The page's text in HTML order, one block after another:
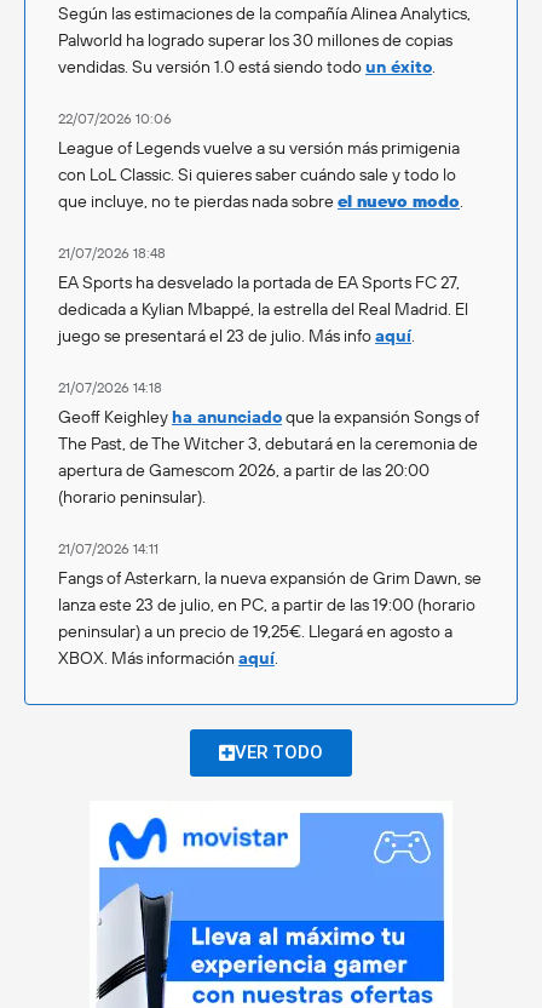
Según las estimaciones de la compañía Alinea Analytics,
Palworld ha logrado superar los 30 millones de copias
vendidas. Su versión 1.0 está siendo todoun éxito.
22/07/2026 10:06
League of Legends vuelve a su versión más primigenia
con LoL Classic. Si quieres saber cuándo sale y todo lo
que incluye, no te pierdas nada sobreel nuevo modo.
21/07/2026 18:48
EA Sports ha desvelado la portada de EA Sports FC 27,
dedicada a Kylian Mbappé, la estrella del Real Madrid. El
juego se presentará el 23 de julio. Más infoaquí.
21/07/2026 14:18
Geoff Keighley ha anunciadoque la expansión Songs of
The Past, de The Witcher 3, debutará en la ceremonia de
apertura de Gamescom 2026, a partir de las 20:00
(horario peninsular).
21/07/2026 14:11
Fangs of Asterkarn, la nueva expansión de Grim Dawn, se
lanza este 23 de julio, en PC, a partir de las 19:00 (horario
peninsular) a un precio de 19,25€. Llegará en agosto a
XBOX. Más información aquí.
VER TODO